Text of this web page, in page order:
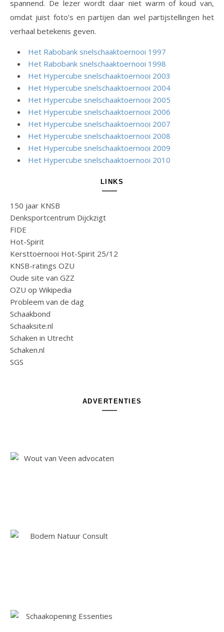
spannend. De lezer wordt daar niet warm of koud van,
omdat juist foto’s en partijen dan wel partijstellingen het
verhaal betekenis geven.
Het Rabobank snelschaaktoernooi 1997
Het Rabobank snelschaaktoernooi 1998
Het Hypercube snelschaaktoernooi 2003
Het Hypercube snelschaaktoernooi 2004
Het Hypercube snelschaaktoernooi 2005
Het Hypercube snelschaaktoernooi 2006
Het Hypercube snelschaaktoernooi 2007
Het Hypercube snelschaaktoernooi 2008
Het Hypercube snelschaaktoernooi 2009
Het Hypercube snelschaaktoernooi 2010
LINKS
150 jaar KNSB
Denksportcentrum Dijckzigt
FIDE
Hot-Spirit
Kersttoernooi Hot-Spirit 25/12
KNSB-ratings OZU
Oude site van GZZ
OZU op Wikipedia
Probleem van de dag
Schaakbond
Schaaksite.nl
Schaken in Utrecht
Schaken.nl
SGS
ADVERTENTIES